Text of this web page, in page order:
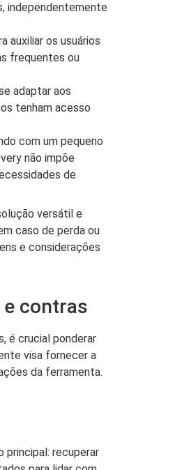
independentemente
auxiliar os usuários
frequentes ou
adaptar aos
tenham acesso
com um pequeno
não impõe
de
versátil e
caso de perda ou
e considerações
e contras
é crucial ponderar
visa fornecer a
da ferramenta.
principal: recuperar